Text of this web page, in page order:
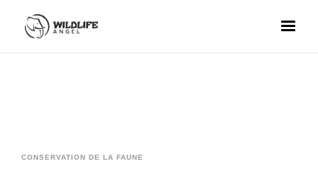
CONSERVATION DE LA FAUNE